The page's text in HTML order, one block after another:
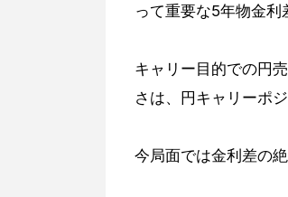
って重要な5年物金利
キャリー目的での円
さは、円キャリーポ
今局面では金利差の